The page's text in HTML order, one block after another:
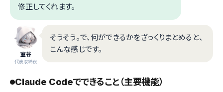
修正してくれます。
室谷
代表取締役
そうそう。で、何ができるかをざっくりまとめると、
こんな感じです。
Claude Codeでできること（主要機能）